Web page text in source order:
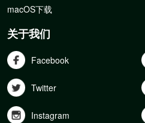
macOS下载
关于我们
Facebook
Twitter
Instagram